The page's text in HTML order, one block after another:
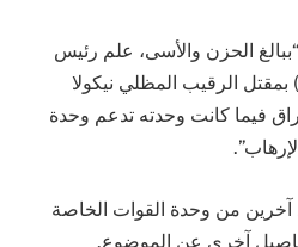
“ببالغ الحزن والأسى، علم رئيس
بمقتل الرقيب المظلي نيكولا
فيما كانت وحدته تدعم وحدة
آخرين من وحدة القوات الخاصة
آخرى عن الموضوع.